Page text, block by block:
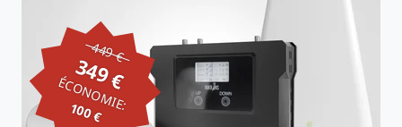
449 €
349 €
ÉCONOMIE:
100 €